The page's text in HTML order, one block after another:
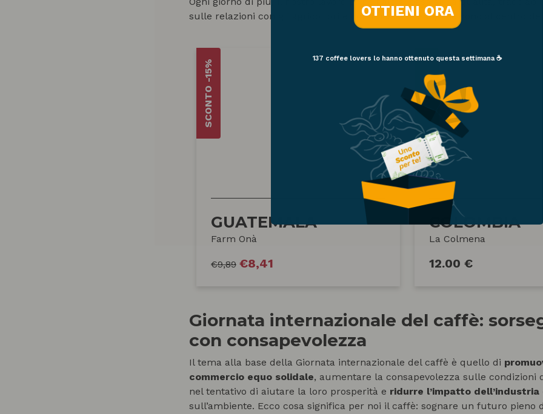
sulle relazioni con gli agricoltori e con i nostri clienti, che sono al centro
SCONTO -15%
GUATEMALA
Farm Onà
€9,89 €8,41
NOVITÀ
COLOMBIA
La Colmena
12.00 €
Giornata internazionale del caffè:
con consapevolezza
Il tema alla base della Giornata internazionale del caffè è quello di
commercio equo solidale, aumentare la consapevolezza sulle condizioni
nel tentativo di aiutare la loro prosperità e ridurre l’impatto
sull’ambiente. Ecco cosa significa per noi il caffè: sognare un futuro pieno
OTTIENI ORA
137 coffee lovers lo hanno ottenuto questa settimana ☕